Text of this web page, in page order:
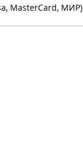
MasterCard, МИР)